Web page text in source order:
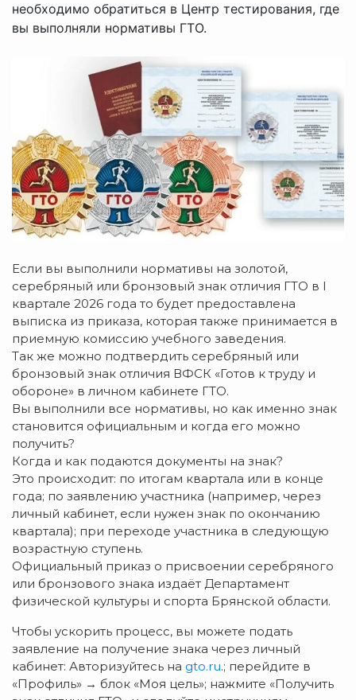
необходимо обратиться в Центр тестирования, где
вы выполняли нормативы ГТО.
Если вы выполнили нормативы на золотой,
серебряный или бронзовый знак отличия ГТО в I
квартале 2026 года то будет предоставлена
выписка из приказа, которая также принимается в
приемную комиссию учебного заведения.
Так же можно подтвердить серебряный или
бронзовый знак отличия ВФСК «Готов к труду и
обороне» в личном кабинете ГТО.
Вы выполнили все нормативы, но как именно знак
становится официальным и когда его можно
получить?
Когда и как подаются документы на знак?
Это происходит: по итогам квартала или в конце
года; по заявлению участника (например, через
личный кабинет, если нужен знак по окончанию
квартала); при переходе участника в следующую
возрастную ступень.
Официальный приказ о присвоении серебряного
или бронзового знака издаёт Департамент
физической культуры и спорта Брянской области.
Чтобы ускорить процесс, вы можете подать
заявление на получение знака через личный
кабинет: Авторизуйтесь на gto.ru.; перейдите в
«Профиль» → блок «Моя цель»; нажмите «Получить